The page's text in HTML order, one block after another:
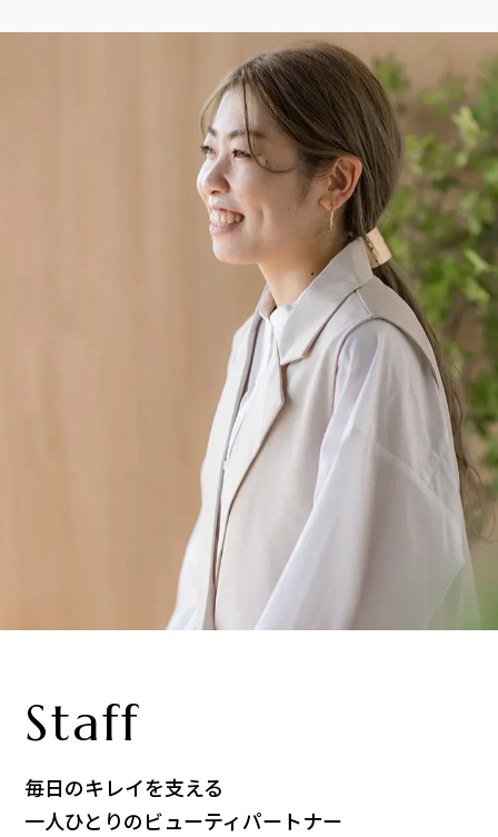
Staff
毎日のキレイを支える
一人ひとりのビューティパートナー